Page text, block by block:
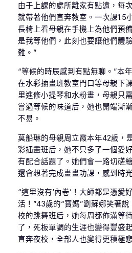
由于上課的處所離家有點遠，每
就帶著他們直奔教室。一次課1.5
長椅上看母親在手機上為他們預
是我等他們，此刻也要讓他們體
難。”
“等候的時辰感到有點無聊。”本
在水彩插畫班教室門口等母親下
里進修小提琴和水粉畫，母親只
嘗過等候的味道后，她也開端漸
不易。
莫船琳的母親周立霞本年42歲，
彩插畫班后，她不只多了一個愛
有配合話題了。她們會一路切磋
還會想著完成畫畫功課，感到時
“這里沒有‘內卷’！大師都是憑愛
活！”43歲的“寶媽”劉蘇娜笑著
校的跳舞班后，她每周都佈滿等
了，死板單調的生涯也變得豐盛
直奔夜校，全部人也變得更積極